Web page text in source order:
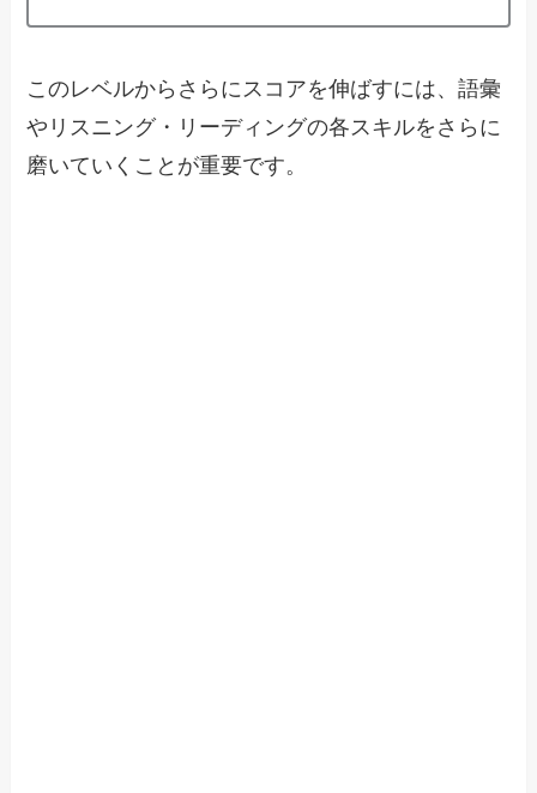
このレベルからさらにスコアを伸ばすには、語彙
やリスニング・リーディングの各スキルをさらに
磨いていくことが重要です。